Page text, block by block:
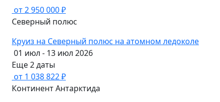
от 2 950 000 ₽
Северный полюс
Круиз на Северный полюс на атомном ледоколе
01 июл - 13 июл 2026
Еще 2 даты
от 1 038 822 ₽
Континент Антарктида